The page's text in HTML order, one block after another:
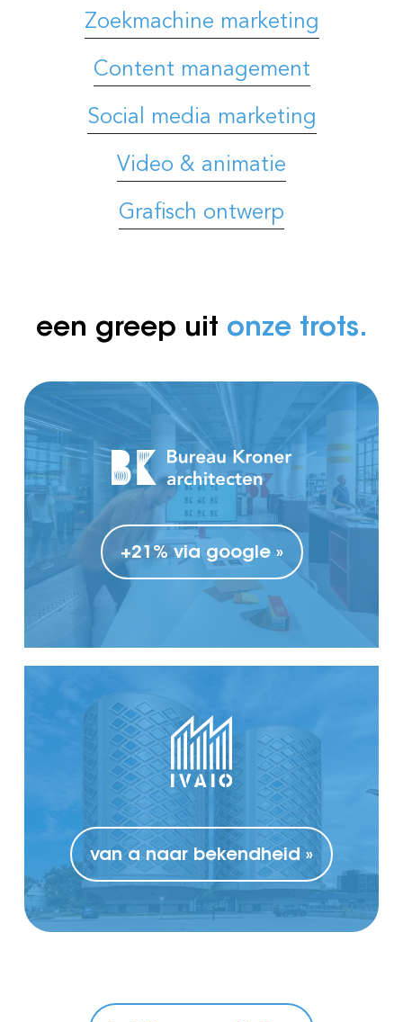
Zoekmachine marketing
Content management
Social media marketing
Video & animatie
Grafisch ontwerp
een greep uit onze trots.
+21% via google »
van a naar bekendheid »